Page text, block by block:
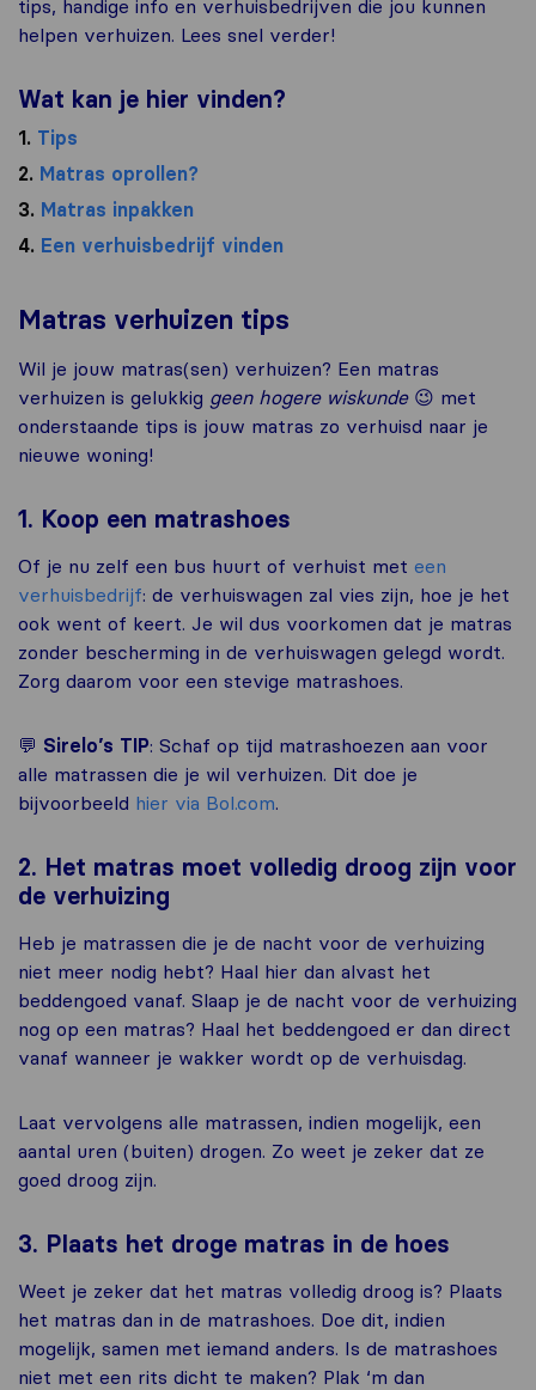
tips, handige info en verhuisbedrijven die jou kunnen
helpen verhuizen. Lees snel verder!
Wat kan je hier vinden?
1. Tips
2. Matras oprollen?
3. Matras inpakken
4. Een verhuisbedrijf vinden
Matras verhuizen tips
Wil je jouw matras(sen) verhuizen? Een matras
verhuizen is gelukkig geen hogere wiskunde 😉 met
onderstaande tips is jouw matras zo verhuisd naar je
nieuwe woning!
1. Koop een matrashoes
Of je nu zelf een bus huurt of verhuist met een
verhuisbedrijf: de verhuiswagen zal vies zijn, hoe je het
ook went of keert. Je wil dus voorkomen dat je matras
zonder bescherming in de verhuiswagen gelegd wordt.
Zorg daarom voor een stevige matrashoes.
💬 Sirelo’s TIP: Schaf op tijd matrashoezen aan voor
alle matrassen die je wil verhuizen. Dit doe je
bijvoorbeeld hier via Bol.com.
2. Het matras moet volledig droog zijn voor
de verhuizing
Heb je matrassen die je de nacht voor de verhuizing
niet meer nodig hebt? Haal hier dan alvast het
beddengoed vanaf. Slaap je de nacht voor de verhuizing
nog op een matras? Haal het beddengoed er dan direct
vanaf wanneer je wakker wordt op de verhuisdag.
Laat vervolgens alle matrassen, indien mogelijk, een
aantal uren (buiten) drogen. Zo weet je zeker dat ze
goed droog zijn.
3. Plaats het droge matras in de hoes
Weet je zeker dat het matras volledig droog is? Plaats
het matras dan in de matrashoes. Doe dit, indien
mogelijk, samen met iemand anders. Is de matrashoes
niet met een rits dicht te maken? Plak ‘m dan